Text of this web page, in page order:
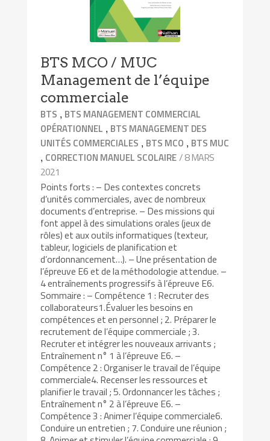
BTS MCO / MUC
Management de l’équipe
commerciale
BTS , BTS MANAGEMENT COMMERCIAL
OPÉRATIONNEL , BTS MANAGEMENT DES
UNITÉS COMMERCIALES , BTS MCO , BTS MUC
, CORRECTION MANUEL SCOLAIRE/ 8 MARS
2021
Points forts : – Des contextes concrets
d’unités commerciales, avec de nombreux
documents d’entreprise. – Des missions qui
font appel à des simulations orales (jeux de
rôles) et aux outils informatiques (texteur,
tableur, logiciels de planification et
d’ordonnancement…). – Une présentation de
l’épreuve E6 et de la méthodologie attendue. –
4 entraînements progressifs à l’épreuve E6.
Sommaire : – Compétence 1 : Recruter des
collaborateurs1.Évaluer les besoins en
compétences et en personnel ; 2. Préparer le
recrutement de l’équipe commerciale ; 3.
Recruter et intégrer les nouveaux arrivants ;
Entraînement n° 1 à l’épreuve E6. –
Compétence 2 : Organiser le travail de l’équipe
commerciale4. Recenser les ressources et
planifier le travail ; 5. Ordonnancer les tâches ;
Entraînement n° 2 à l’épreuve E6. –
Compétence 3 : Animer l’équipe commerciale6.
Conduire un entretien ; 7. Conduire une réunion ;